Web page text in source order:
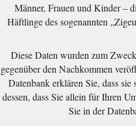
Männer, Frauen und Kinder –
Häftlinge des sogenannten
Diese Daten wurden zum
gegenüber den Nachkommen
Datenbank erklären Sie, dass sie
dessen, dass Sie allein für Ihren
Sie in der